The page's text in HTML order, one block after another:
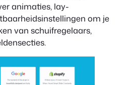
animaties, lay-
om je
van schuifregelaars,